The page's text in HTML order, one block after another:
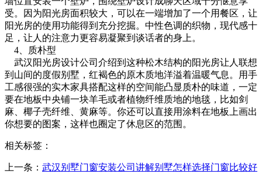
受。因为阳光房面积较大，可以在一端增加了一个用餐区，让
阳光房的使用功能得到充分挖掘。中性色调的织物，现代感十
足，让人的注意力更容易凝聚到谈话者的身上。
4、质朴型
武汉阳光房设计公司介绍到这种松木结构的阳光房让人联想
到山间的度假别墅，红褐色的原木质地洋溢着温暖气息。用手
工感很强的实木家具搭配这样的空间能凸显质朴的味道，一定
要在地板中央铺一块羊毛或者植物纤维质地的地毯，比如剑
麻、椰子壳纤维、黄麻等。你还可以直接用涂料在地板上画出
你想要的图案，这样也圈定了休息区的范围。
相关标签：
上一条： 武汉别墅门窗安装公司讲解别墅怎样选择门窗比较好